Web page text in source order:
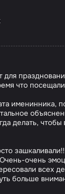
что
именинника,
делать,
очень
всех
больше